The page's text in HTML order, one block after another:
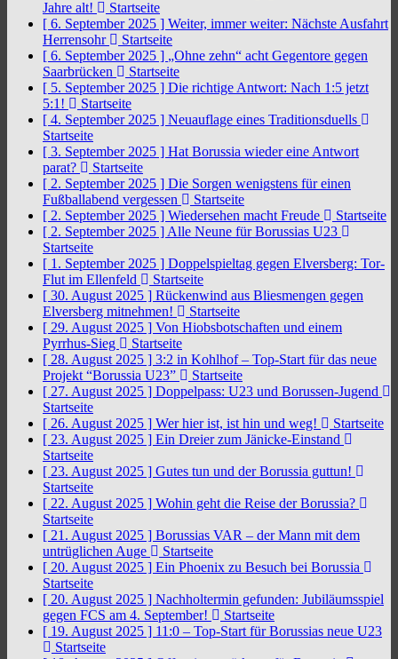
Jahre alt!
Startseite
[ 6. September 2025 ] Weiter, immer weiter: Nächste Ausfahrt
Herrensohr
Startseite
[ 6. September 2025 ] „Ohne zehn“ acht Gegentore gegen
Saarbrücken
Startseite
[ 5. September 2025 ] Die richtige Antwort: Nach 1:5 jetzt
5:1!
Startseite
[ 4. September 2025 ] Neuauflage eines Traditionsduells
Startseite
[ 3. September 2025 ] Hat Borussia wieder eine Antwort
parat?
Startseite
[ 2. September 2025 ] Die Sorgen wenigstens für einen
Fußballabend vergessen
Startseite
[ 2. September 2025 ] Wiedersehen macht Freude
Startseite
[ 2. September 2025 ] Alle Neune für Borussias U23
Startseite
[ 1. September 2025 ] Doppelspieltag gegen Elversberg: Tor-
Flut im Ellenfeld
Startseite
[ 30. August 2025 ] Rückenwind aus Bliesmengen gegen
Elversberg mitnehmen!
Startseite
[ 29. August 2025 ] Von Hiobsbotschaften und einem
Pyrrhus-Sieg
Startseite
[ 28. August 2025 ] 3:2 in Kohlhof – Top-Start für das neue
Projekt “Borussia U23”
Startseite
[ 27. August 2025 ] Doppelpass: U23 und Borussen-Jugend
Startseite
[ 26. August 2025 ] Wer hier ist, ist hin und weg!
Startseite
[ 23. August 2025 ] Ein Dreier zum Jänicke-Einstand
Startseite
[ 23. August 2025 ] Gutes tun und der Borussia guttun!
Startseite
[ 22. August 2025 ] Wohin geht die Reise der Borussia?
Startseite
[ 21. August 2025 ] Borussias VAR – der Mann mit dem
untrüglichen Auge
Startseite
[ 20. August 2025 ] Ein Phoenix zu Besuch bei Borussia
Startseite
[ 20. August 2025 ] Nachholtermin gefunden: Jubiläumsspiel
gegen FCS am 4. September!
Startseite
[ 19. August 2025 ] 11:0 – Top-Start für Borussias neue U23
Startseite